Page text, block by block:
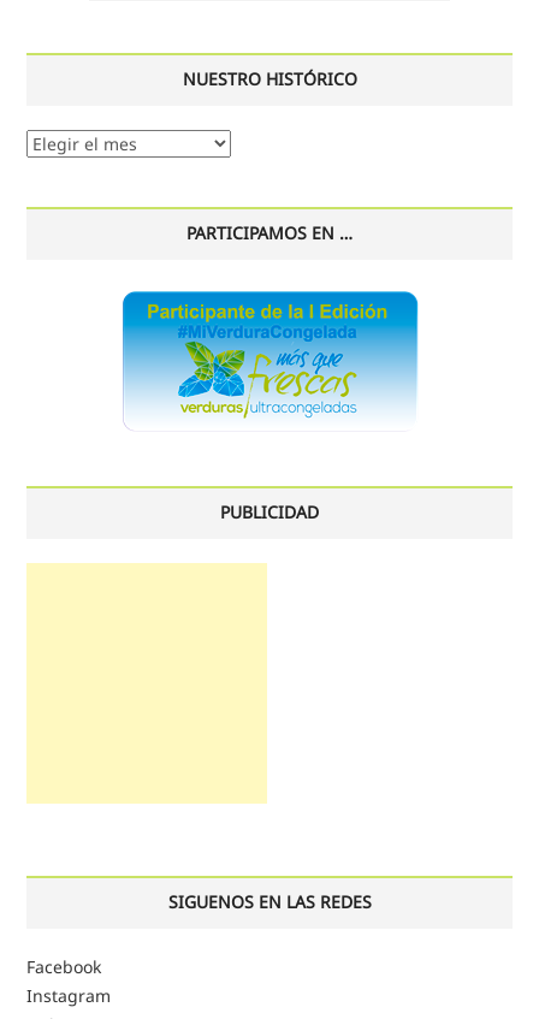
NUESTRO HISTÓRICO
Nuestro
PARTICIPAMOS EN …
PUBLICIDAD
SIGUENOS EN LAS REDES
Facebook
Instagram